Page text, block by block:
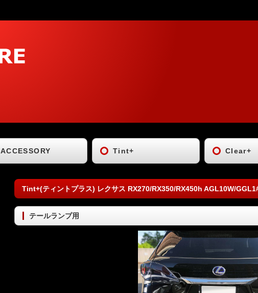
ACCESSORY Tint+ Clear+
Tint+(ティントプラス) レクサス RX270/RX350/RX450h AGL10W/
テールランプ用